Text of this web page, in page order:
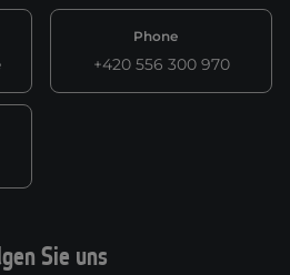
Phone
+420 556 300 970
Sie uns